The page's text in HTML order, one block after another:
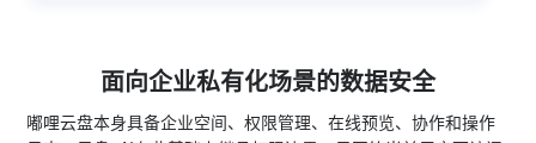
面向企业私有化场景的数据安全
嘟哩云盘本身具备企业空间、权限管理、在线预览、协作和操作